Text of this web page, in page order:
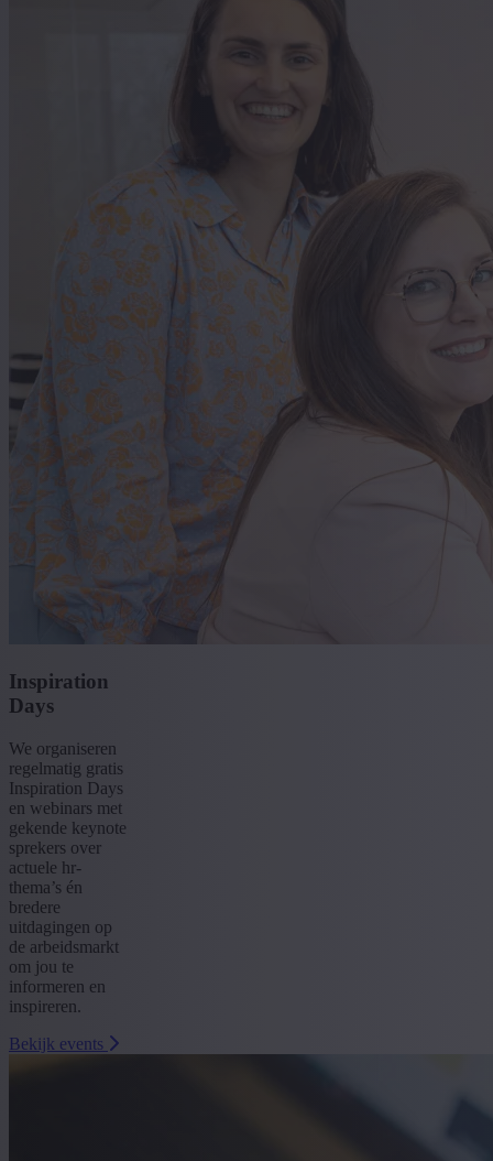
Inspiration
Days
We organiseren
regelmatig gratis
Inspiration Days
en webinars met
gekende keynote
sprekers over
actuele hr-
thema’s én
bredere
uitdagingen op
de arbeidsmarkt
om jou te
informeren en
inspireren.
Bekijk events